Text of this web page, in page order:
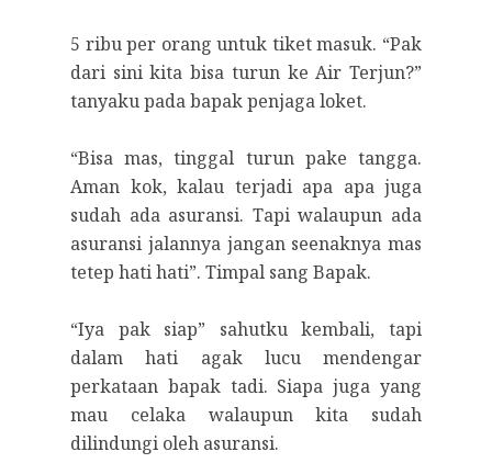
5 ribu per orang untuk tiket masuk. “Pak
dari sini kita bisa turun ke Air Terjun?”
tanyaku pada bapak penjaga loket.
“Bisa mas, tinggal turun pake tangga.
Aman kok, kalau terjadi apa apa juga
sudah ada asuransi. Tapi walaupun ada
asuransi jalannya jangan seenaknya mas
tetep hati hati”. Timpal sang Bapak.
“Iya pak siap” sahutku kembali, tapi
dalam hati agak lucu mendengar
perkataan bapak tadi. Siapa juga yang
mau celaka walaupun kita sudah
dilindungi oleh asuransi.